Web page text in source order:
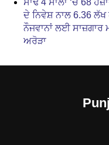
ਦੇ ਨਿਵੇਸ਼ ਨਾਲ 6.36
ਨੌਜਵਾਨਾਂ ਲਈ ਸਾਜ਼ਗਾਰ
ਅਰੋੜਾ